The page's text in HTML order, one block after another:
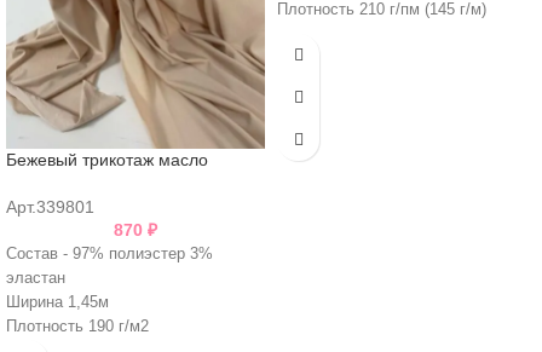
Бежевый трикотаж масло
Арт.339801
870 ₽
Состав - 97% полиэстер 3%
эластан
Ширина 1,45м
Плотность 190 г/м2
Плотность 210 г/пм (145 г/м)